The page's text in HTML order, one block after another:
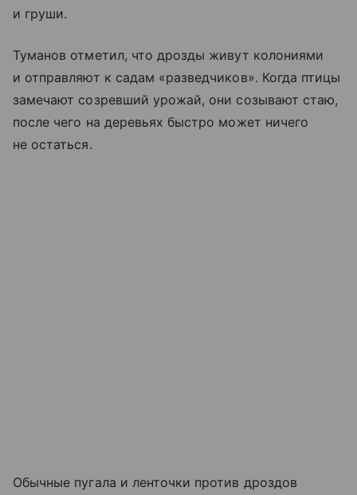
и груши.
Туманов отметил, что дрозды живут колониями
и отправляют к садам «разведчиков». Когда птицы
замечают созревший урожай, они созывают стаю,
после чего на деревьях быстро может ничего
не остаться.
Обычные пугала и ленточки против дроздов